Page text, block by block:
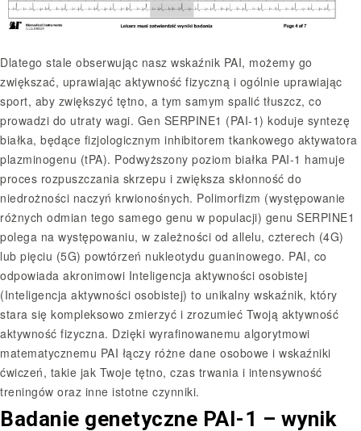
Dlatego stale obserwując nasz wskaźnik PAI, możemy go
zwiększać, uprawiając aktywność fizyczną i ogólnie uprawiając
sport, aby zwiększyć tętno, a tym samym spalić tłuszcz, co
prowadzi do utraty wagi. Gen SERPINE1 (PAI-1) koduje syntezę
białka, będące fizjologicznym inhibitorem tkankowego aktywatora
plazminogenu (tPA). Podwyższony poziom białka PAI-1 hamuje
proces rozpuszczania skrzepu i zwiększa skłonność do
niedrożności naczyń krwionośnych. Polimorfizm (występowanie
różnych odmian tego samego genu w populacji) genu SERPINE1
polega na występowaniu, w zależności od allelu, czterech (4G)
lub pięciu (5G) powtórzeń nukleotydu guaninowego. PAI, co
odpowiada akronimowi Inteligencja aktywności osobistej
(Inteligencja aktywności osobistej) to unikalny wskaźnik, który
stara się kompleksowo zmierzyć i zrozumieć Twoją aktywność
aktywność fizyczna. Dzięki wyrafinowanemu algorytmowi
matematycznemu PAI łączy różne dane osobowe i wskaźniki
ćwiczeń, takie jak Twoje tętno, czas trwania i intensywność
treningów oraz inne istotne czynniki.
Badanie genetyczne PAI-1 – wynik